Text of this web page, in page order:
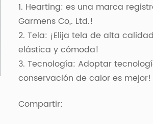
1. Hearting: es una marca
Garmens Co,. Ltd.!
2. Tela: ¡Elija tela de alta
elástica y cómoda!
3. Tecnología: Adoptar
conservación de calor es mejor!
Compartir: